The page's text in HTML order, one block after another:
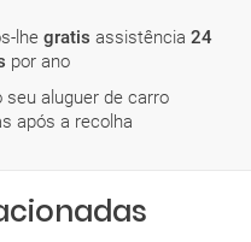
lhe gratis assistência 24
por ano
seu aluguer de carro
após a recolha